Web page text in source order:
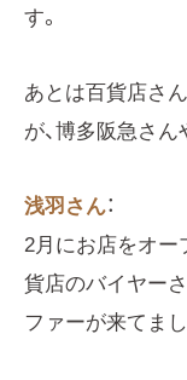
す。
あとは百貨店さ
が、博多阪急さ
浅羽さん：
2月にお店をオー
貨店のバイヤー
ファーが来てまし